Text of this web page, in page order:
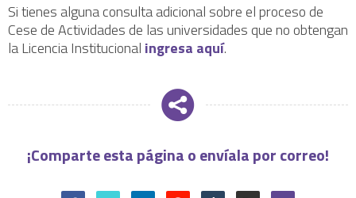
Si tienes alguna consulta adicional sobre el proceso de
Cese de Actividades de las universidades que no obtengan
la Licencia Institucional ingresa aquí.
¡Comparte esta página o envíala por correo!